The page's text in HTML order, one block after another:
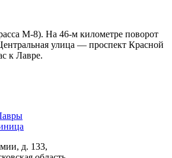
М-8). На 46-м километре поворот
улица — проспект Красной
к Лавре.
д. 133,